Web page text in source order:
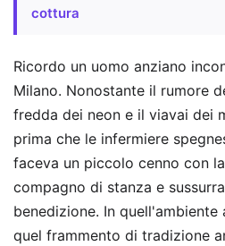
cottura
Ricordo un uomo anziano
Milano. Nonostante il rumore
fredda dei neon e il viavai dei
prima che le infermiere
faceva un piccolo cenno con
compagno di stanza e
benedizione. In
quel frammento di tradizione